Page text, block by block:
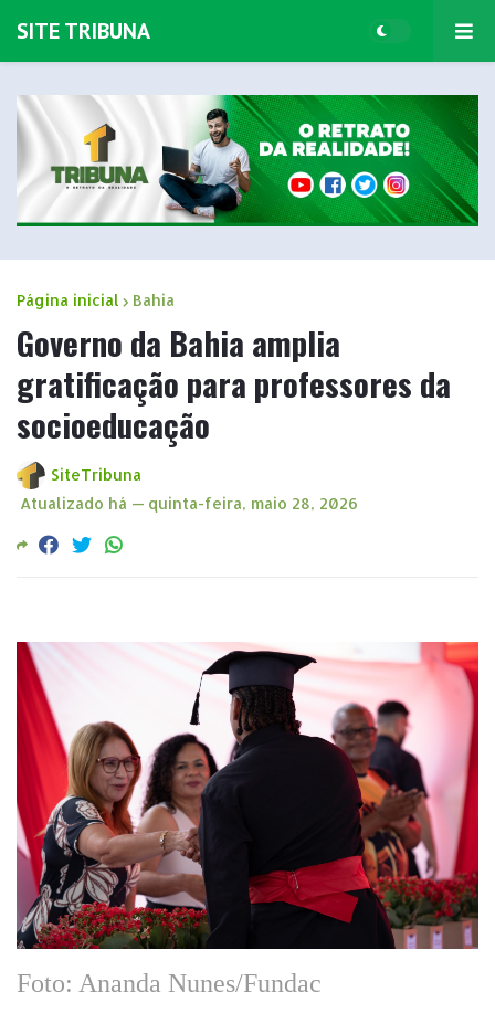
SITE TRIBUNA
Página inicial Bahia
Governo da Bahia amplia
gratificação para professores da
socioeducação
SiteTribuna
Atualizado há — quinta-feira, maio 28, 2026
Foto: Ananda Nunes/Fundac